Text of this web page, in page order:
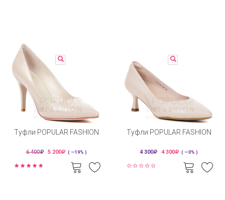
Туфли POPULAR FASHION
6 400 5 200 ( —19% )
Туфли POPULAR FASHION
4 300 4 300 ( —0% )